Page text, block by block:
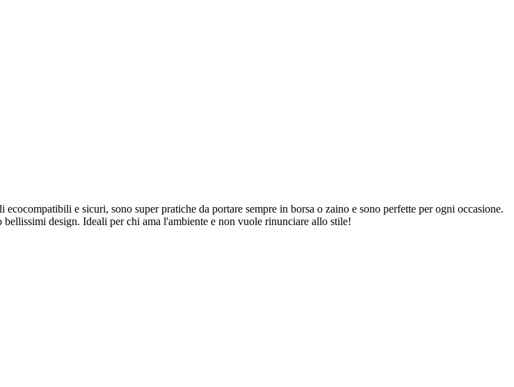
e sicuri, sono super pratiche da portare sempre in borsa o zaino e sono perfette per ogni occasione.
design. Ideali per chi ama l'ambiente e non vuole rinunciare allo stile!